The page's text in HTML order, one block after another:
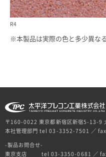
R4
※本製品は実際の色と多少異な
〒160-0022 東京都新宿区新宿5-13-9
本社管理部門 tel 03-3352-7501 ／
-製品お問合せ-
東京支店
tel 03-3350-0681 ／